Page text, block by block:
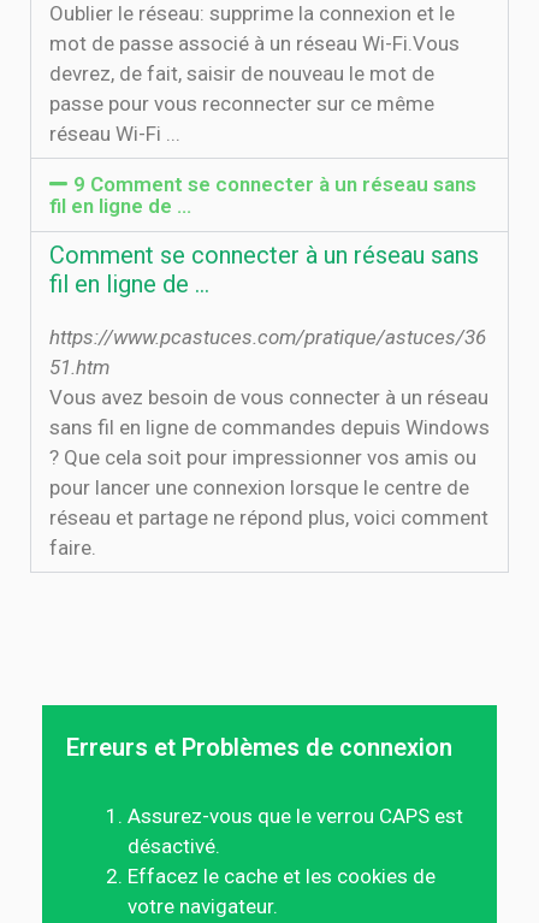
Oublier le réseau: supprime la connexion et le
mot de passe associé à un réseau Wi-Fi.Vous
devrez, de fait, saisir de nouveau le mot de
passe pour vous reconnecter sur ce même
réseau Wi-Fi ...
9 Comment se connecter à un réseau sans
fil en ligne de ...
Comment se connecter à un réseau sans
fil en ligne de ...
https://www.pcastuces.com/pratique/astuces/36
51.htm
Vous avez besoin de vous connecter à un réseau
sans fil en ligne de commandes depuis Windows
? Que cela soit pour impressionner vos amis ou
pour lancer une connexion lorsque le centre de
réseau et partage ne répond plus, voici comment
faire.
Erreurs et Problèmes de connexion
Assurez-vous que le verrou CAPS est
désactivé.
Effacez le cache et les cookies de
votre navigateur.